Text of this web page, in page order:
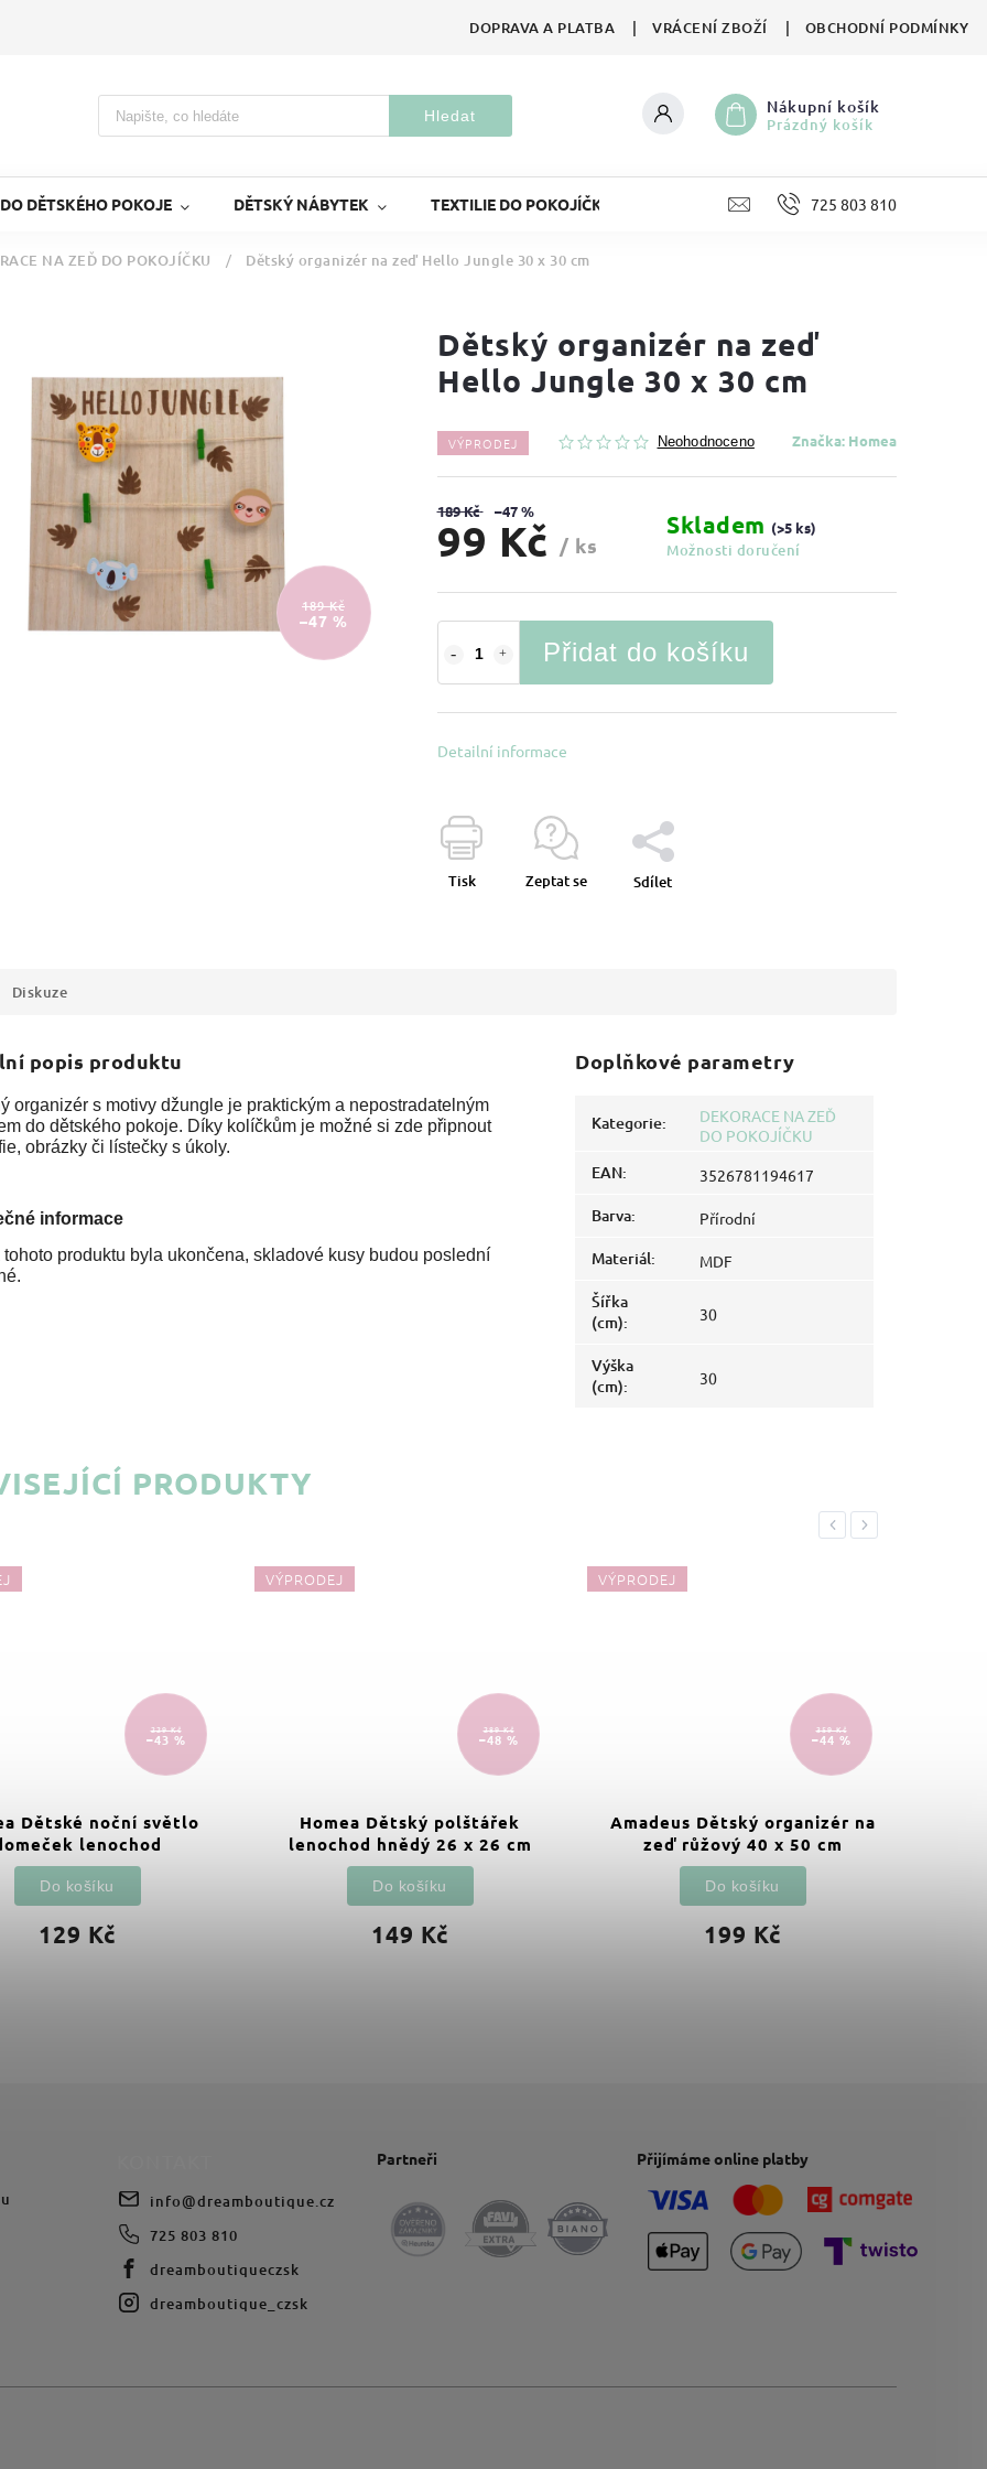
DOPRAVA A PLATBA VRÁCENÍ ZBOŽÍ OBCHODNÍ PODMÍNKY
Hledat Nákupní košík
Prázdný košík
DĚTSKÉHO POKOJE DĚTSKÝ NÁBYTEK TEXTILIE DO POKOJÍČKU LIFESTYLE HRAČKY
725 803 810
NA ZEĎ DO POKOJÍČKU / Dětský organizér na zeď Hello Jungle 30 x 30 cm
189 Kč
–47 %
Dětský organizér na zeď
Hello Jungle 30 x 30 cm
VÝPRODEJ Neohodnoceno Značka: Homea
189 Kč –47 %
99 Kč / ks
Skladem (>5 ks)
Možnosti doručení
Přidat do košíku
Detailní informace
Tisk Zeptat se Sdílet
Diskuze
popis produktu
organizér s motivy džungle je praktickým a nepostradatelným
do dětského pokoje. Díky kolíčkům je možné si zde připnout
obrázky či lístečky s úkoly.
informace
tohoto produktu byla ukončena, skladové kusy budou poslední
Doplňkové parametry
Kategorie:
DEKORACE NA ZEĎ
DO POKOJÍČKU
EAN: 3526781194617
Barva: Přírodní
Materiál: MDF
Šířka
(cm): 30
Výška
(cm): 30
PRODUKTY
Previous
229 Kč
–43 %
Dětské noční světlo
lenochod
129 Kč
Do košíku
VÝPRODEJ
289 Kč
–48 %
Homea Dětský polštářek
lenochod hnědý 26 x 26 cm
149 Kč
Do košíku
VÝPRODEJ
359 Kč
–44 %
Amadeus Dětský organizér na
zeď růžový 40 x 50 cm
199 Kč
Do košíku
Next
info@dreamboutique.cz
725 803 810
dreamboutiqueczsk
dreamboutique_czsk
Partneři Přijímáme online platby